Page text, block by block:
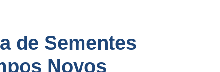
de Sementes
Novos